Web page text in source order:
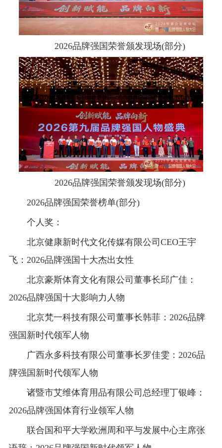
2026品牌强国荣誉颁发现场(部分)
2026品牌强国荣誉颁发现场(部分)
2026品牌强国荣誉榜单(部分)
个人奖：
北京健康新时代文化传媒有限公司CEO王宇
飞：2026品牌强国十大杰出女性
北京豪斯体育文化有限公司董事长邱广佳：
2026品牌强国十大影响力人物
北京梵一科技有限公司董事长韩菲：2026品牌
强国新时代领军人物
广西永多科技有限公司董事长罗佳雯：2026品
牌强国新时代领军人物
诸暨市艾维体育用品有限公司总经理丁银峰：
2026品牌强国体育行业领军人物
联合国和平大学欧洲周和平与发展中心主席张